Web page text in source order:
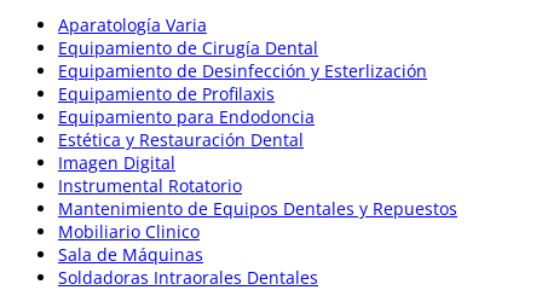
Aparatología Varia
Equipamiento de Cirugía Dental
Equipamiento de Desinfección y Esterlización
Equipamiento de Profilaxis
Equipamiento para Endodoncia
Estética y Restauración Dental
Imagen Digital
Instrumental Rotatorio
Mantenimiento de Equipos Dentales y Repuestos
Mobiliario Clinico
Sala de Máquinas
Soldadoras Intraorales Dentales